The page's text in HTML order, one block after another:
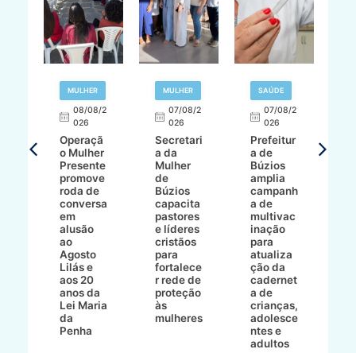
MULHER
08/08/2
026
Operaçã
o Mulher
Presente
promove
roda de
conversa
em
alusão
ao
Agosto
Lilás e
aos 20
anos da
Lei Maria
da
Penha
MULHER
07/08/2
026
Secretari
a da
Mulher
de
Búzios
capacita
pastores
e líderes
cristãos
para
fortalece
r rede de
proteção
às
mulheres
SAÚDE
07/08/2
026
Prefeitur
a de
Búzios
amplia
campanh
a de
multivac
inação
para
atualiza
ção da
cadernet
a de
crianças,
adolesce
ntes e
adultos